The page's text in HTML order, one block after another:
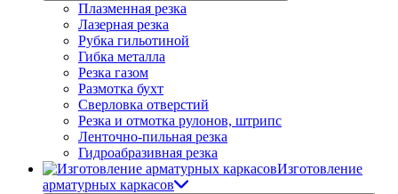
Плазменная резка
Лазерная резка
Рубка гильотиной
Гибка металла
Резка газом
Размотка бухт
Сверловка отверстий
Резка и отмотка рулонов, штрипс
Ленточно-пильная резка
Гидроабразивная резка
Изготовление
арматурных каркасов